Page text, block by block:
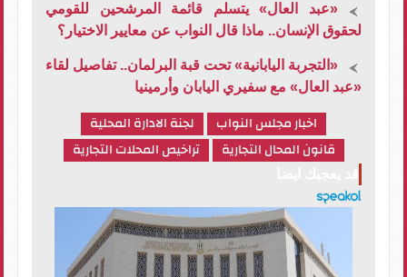
«عبد العال» يتسلم قائمة المرشحين للقومي
لحقوق الإنسان.. ماذا قال النواب عن معايير الاختيار؟
«التجربة اليابانية» تحت قبة البرلمان.. تفاصيل لقاء
«عبد العال» مع سفيري اليابان وأرمينيا
اخبار مجلس النواب
لجنة الادارة المحلية
قانون المحال التجارية
تراخيص المحلات التجارية